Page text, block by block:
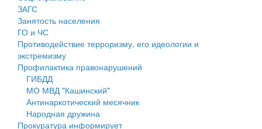
Персональные данные
Оценка регулирующего воздействия
Деятельность МУ
Нормативы градостроительного проектирования
Правила землепользования и застройки
Генеральные планы
ЗАГС
Занятость населения
ГО и ЧС
Противодействие терроризму, его идеологии и
экстремизму
Профилактика правонарушений
ГИБДД
МО МВД "Кашинский"
Антинаркотический месячник
Народная дружина
Прокуратура информирует